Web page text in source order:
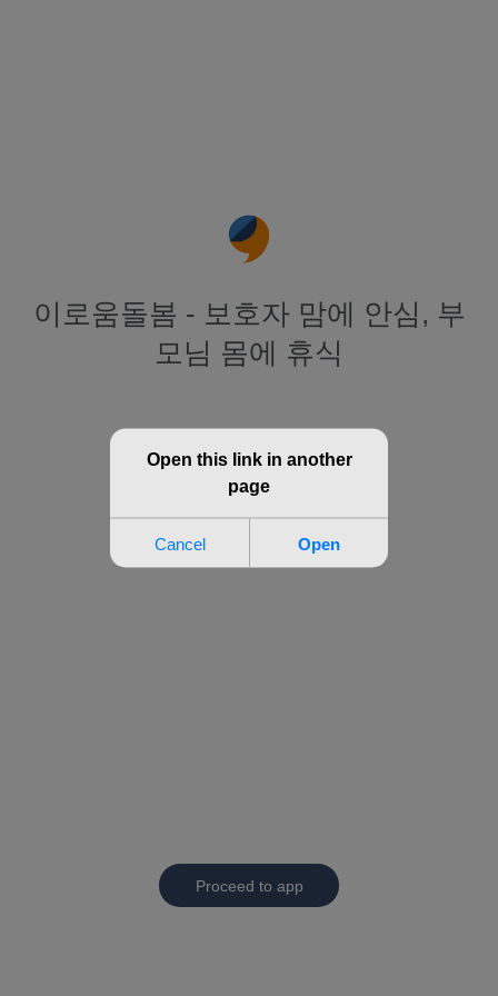
이로움돌봄 - 보호자 맘에 안심, 부
모님 몸에 휴식
Proceed to app